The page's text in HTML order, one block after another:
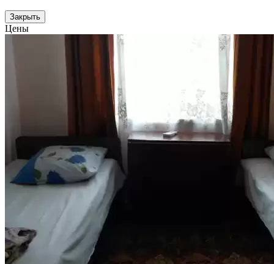
Закрыть
Цены